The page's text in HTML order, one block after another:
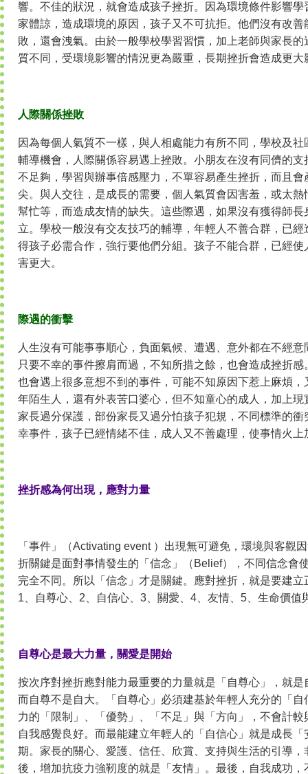
響。不佳的狀況，就會造成孩子挫折。因為環境條件影響
家體諒，造成環境的原因，孩子又不可抗拒。他們沒有改
敗，還會洩氣。由於一般學校學習習慣，加上老師與家長
質不同，受環境影響的情況更為嚴重，長期挫折會造成更大
人際關係挫敗
因為每個人氣質不一樣，與人相處能力有所不同，學校及
輔導機會，人際關係容易遇上挫敗。小朋友在沒有同儕的
不足夠，學習與辦事倍感壓力，不單容易產生挫折，而且
尖。與人交往，是成長的需要，個人氣質會因害羞，或太
幫忙等，而造成友情的缺失。這些際遇，如果沒有獲得師
立。學校一般沒有交友技巧的輔導，年輕人不善合群，已
得孩子必需合作，強行要他們分組。孩子不能合群，已經
害更大。
際遇的衝擊
人生沒有可能事事順心，負面氣候、遭遇、意外都在不經
只要不幸的事件擦肩而過，不知所措之餘，也會造成挫折
也會遇上很多意想不到的事件，可能不知原因下惹上麻煩
年陌生人，還有外表苦口婆心，但不知童心的成人，加上
家長過分保護，部份家長又過分怕孩子犯規，不同標準的
幸事件，孩子已經情緒不佳，成人又不善處理，使事情火上
挫折感為何出現，應對力量
「事件」（Activating event ）出現無可避免，環境與客觀
折關鍵是面對事情發生的「信念」（Belief），不同信念會
完全不同。所以「信念」才是關鍵。應對挫折，就是要建
1、自尊心、2、自信心、3、關愛、4、友情、5、生命價值
自尊心是最大力量，關愛是開始
按次序對挫折應對能力最重要的力量就是「自尊心」，就
而自尊不是自大。「自尊心」必須建基於年輕人充分的「
力的「限制」、「優勢」、「不足」與「方向」，不會計
自我感覺良好。而最能建立年輕人的「自信心」就是成長
期。家長的關心、愛護、信任、欣賞、支持與生活的引導
後，增加抗疫力強靭度的就是「友情」。最後，自我成功